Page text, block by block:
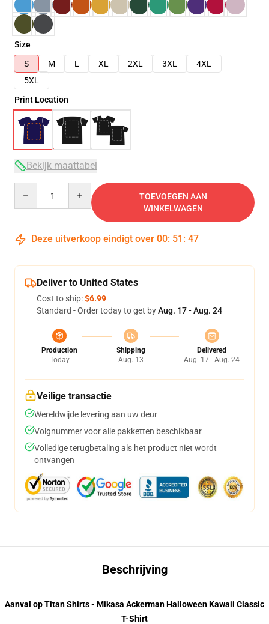
Size
S
M L XL 2XL 3XL
4XL
5XL
Print Location
Bekijk maattabel
TOEVOEGEN AAN
WINKELWAGEN
Deze uitverkoop eindigt over 00: 51 : 47
Deliver to United States
Cost to ship:$6.99
Standard - Order today to get byAug. 17 - Aug. 24
Production
Today
Shipping
Aug. 13
Delivered
Aug. 17 - Aug. 24
Veilige transactie
Wereldwijde levering aan uw deur
Volgnummer voor alle pakketten beschikbaar
Volledige terugbetaling als het product niet wordt
ontvangen
Beschrijving
Aanval op Titan Shirts - Mikasa Ackerman Halloween Kawaii Classic
T-Shirt